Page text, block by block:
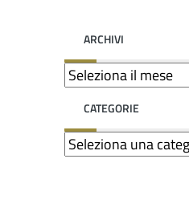
ARCHIVI
CATEGORIE